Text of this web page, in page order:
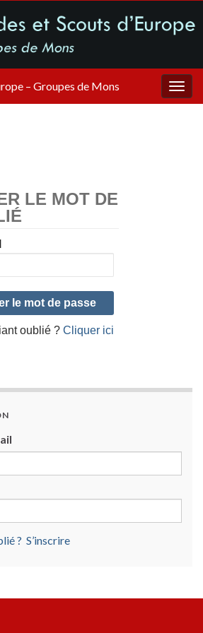
– Groupes de Mons
LE MOT DE
oublié ?Cliquer ici
? S’inscrire